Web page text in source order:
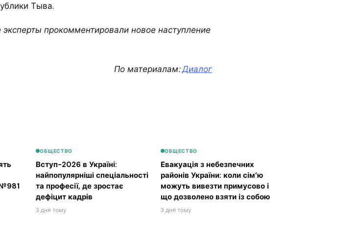
Тыва.
прокомментировали новое наступление
По материалам:Диалог
ОБЩЕСТВО
Вступ-2026 в Україні:
найпопулярніші спеціальності
та професії, де зростає
дефіцит кадрів
3 дня тому
ОБЩЕСТВО
Евакуація з небезпечних
районів України: коли сім’ю
можуть вивезти примусово і
що дозволено взяти із собою
3 дня тому